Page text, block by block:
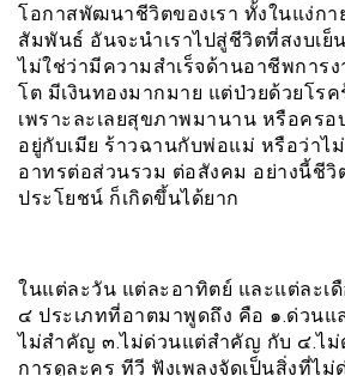
โอกาสพัฒนาชีวิตของเรา ทั้งในแง่กา
สัมพันธ์ อันจะนำเราไปสู่ชีวิตที่สงบเย็
ไม่ใช่ว่ามีความสำเร็จด้านอาชีพการ
โต มีเงินทองมากมาย แต่ป่วยด้วยโร
เพราะละเลยสุขภาพมานาน หรือคร
อยู่กับเมีย ร้าวฉานกับพ่อแม่ หรือว่าไ
อาทรต่อส่วนรวม ต่อสังคม อย่างนี้ชีวิ
ประโยชน์ ก็เกิดขึ้นได้ยาก
ในแต่ละวัน แต่ละอาทิตย์ และแต่ละเ
๔ ประเภทที่อาตมาพูดถึง คือ ๑.ด่วน
ไม่สำคัญ ๓.ไม่ด่วนแต่สำคัญ กับ ๔.ไ
การดูละคร ทีวี ฟังเพลงจัดเป็นสิ่งที่ไ